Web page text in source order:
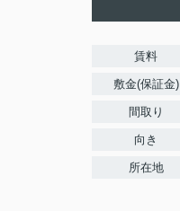
賃料
敷金(保証金)
間取り
向き
所在地